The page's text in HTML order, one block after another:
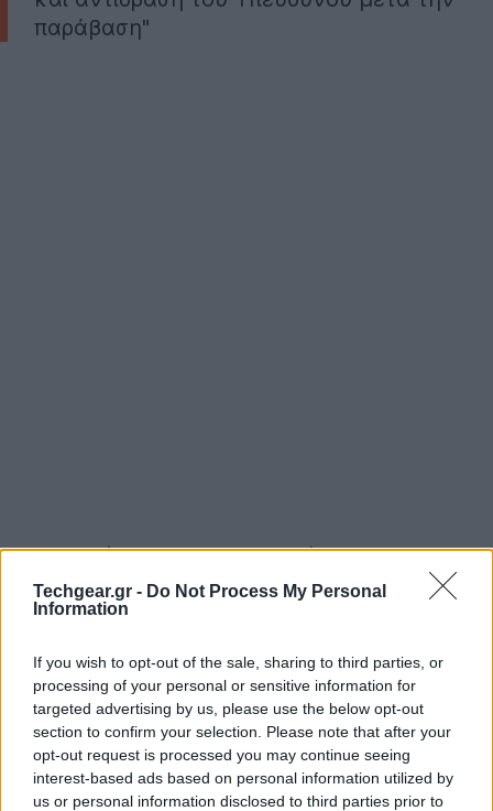
Techgear.gr - Do Not Process My Personal
Information
If you wish to opt-out of the sale, sharing to third parties, or
processing of your personal or sensitive information for
targeted advertising by us, please use the below opt-out
section to confirm your selection. Please note that after your
opt-out request is processed you may continue seeing
interest-based ads based on personal information utilized by
us or personal information disclosed to third parties prior to
παράβαση"
Οι διαδικασίες πριν την εφαρμογή του ΓΚΠΔ (GDPR)
Στη συνέχεια, τον λόγο πήραν οι κ.κ.Γιάννης
Δρακούλης, Associate Partner, και
Επιχειρηματικής Ακεραιότητας και Εταιρικής
Συμμόρφωσης της ΕΥ Ελλάδος, οι οποίοι παρουσίασαν
την εμπειρία τους από τα έργα ΓΚΠΔ που έχουν
αναλάβει και τις διαδικασίες που ακολουθούν οι
πελάτες στην πορεία προς τη συμμόρφωση με τον